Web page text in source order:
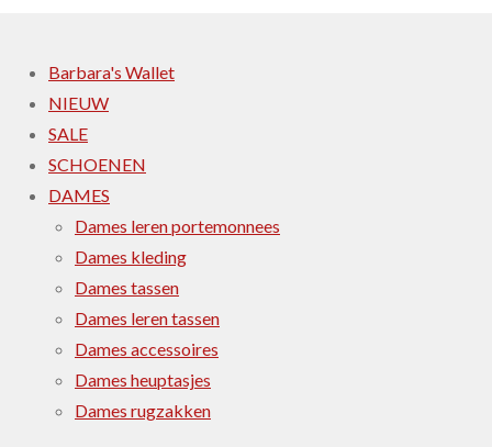
Barbara's Wallet
NIEUW
SALE
SCHOENEN
DAMES
Dames leren portemonnees
Dames kleding
Dames tassen
Dames leren tassen
Dames accessoires
Dames heuptasjes
Dames rugzakken